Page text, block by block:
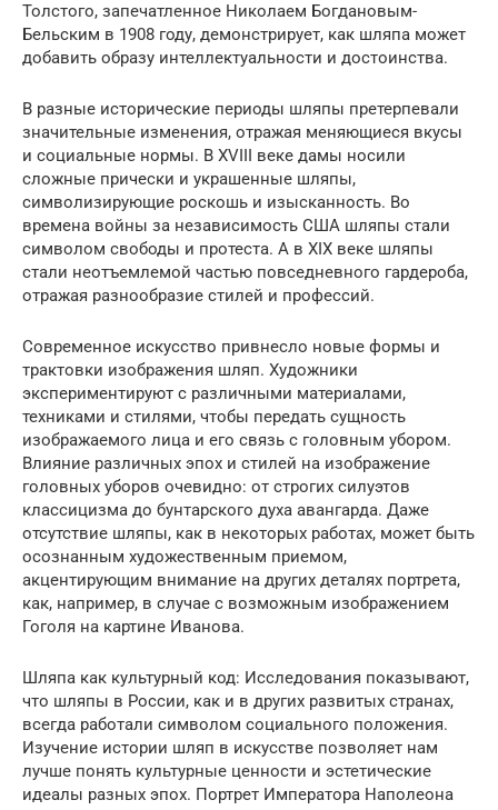
Толстого, запечатленное Николаем Богдановым-
Бельским в 1908 году, демонстрирует, как шляпа может
добавить образу интеллектуальности и достоинства.
В разные исторические периоды шляпы претерпевали
значительные изменения, отражая меняющиеся вкусы
и социальные нормы. В XVIII веке дамы носили
сложные прически и украшенные шляпы,
символизирующие роскошь и изысканность. Во
времена войны за независимость США шляпы стали
символом свободы и протеста. А в XIX веке шляпы
стали неотъемлемой частью повседневного гардероба,
отражая разнообразие стилей и профессий.
Современное искусство привнесло новые формы и
трактовки изображения шляп. Художники
экспериментируют с различными материалами,
техниками и стилями, чтобы передать сущность
изображаемого лица и его связь с головным убором.
Влияние различных эпох и стилей на изображение
головных уборов очевидно: от строгих силуэтов
классицизма до бунтарского духа авангарда. Даже
отсутствие шляпы, как в некоторых работах, может быть
осознанным художественным приемом,
акцентирующим внимание на других деталях портрета,
как, например, в случае с возможным изображением
Гоголя на картине Иванова.
Шляпа как культурный код: Исследования показывают,
что шляпы в России, как и в других развитых странах,
всегда работали символом социального положения.
Изучение истории шляп в искусстве позволяет нам
лучше понять культурные ценности и эстетические
идеалы разных эпох. Портрет Императора Наполеона